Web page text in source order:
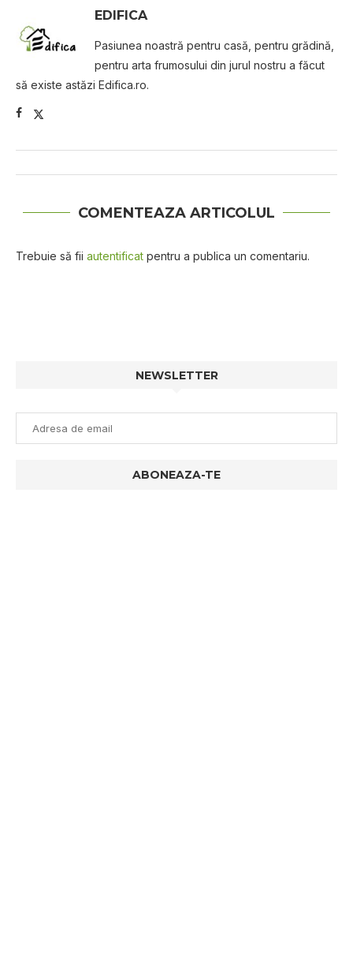
EDIFICA
Pasiunea noastră pentru casă, pentru grădină,
pentru arta frumosului din jurul nostru a făcut
să existe astăzi Edifica.ro.
COMENTEAZA ARTICOLUL
Trebuie să fii autentificat pentru a publica un comentariu.
NEWSLETTER